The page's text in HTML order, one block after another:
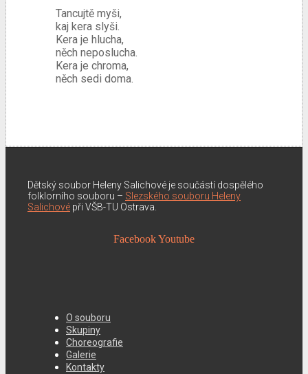
Tancujtě myši,
kaj kera slyši.
Kera je hlucha,
něch neposlucha.
Kera je chroma,
něch sedi doma.
Dětský soubor Heleny Salichové je součástí dospělého
folklorního souboru – Slezského souboru Heleny
Salichové při VŠB-TU Ostrava.
FacebookYoutube
O souboru
Skupiny
Choreografie
Galerie
Kontakty